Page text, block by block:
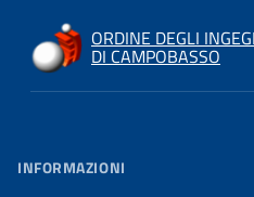
ORDINE DEGLI
DI CAMPOBASSO
INFORMAZIONI